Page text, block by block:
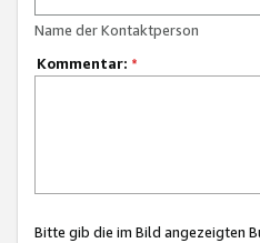
Name der Kontaktperson
Kommentar: *
Bitte gib die im Bild angezeigten